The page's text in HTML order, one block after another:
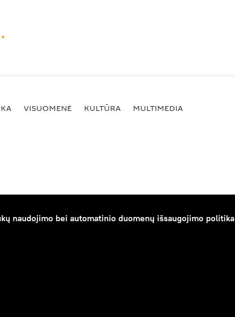
VISUOMENĖ KULTŪRA MULTIMEDIA
naudojimo bei automatinio duomenų išsaugojimo politika